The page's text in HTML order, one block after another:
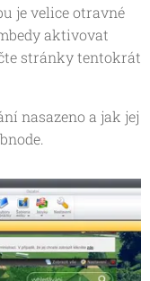
je velice otravné
aktivovat
stránky tentokrát
nasazeno a jak jej